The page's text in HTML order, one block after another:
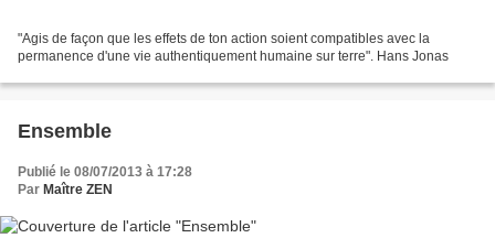
"Agis de façon que les effets de ton action soient compatibles avec la
permanence d'une vie authentiquement humaine sur terre". Hans Jonas
Ensemble
Publié le 08/07/2013 à 17:28
Par Maître ZEN